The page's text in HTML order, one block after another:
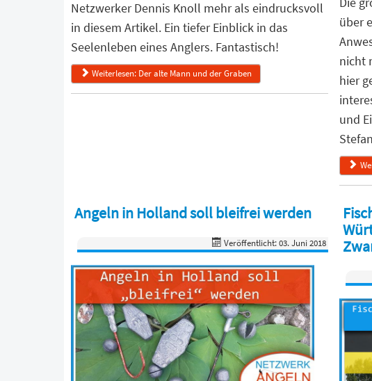
Netzwerker Dennis Knoll mehr als eindrucksvoll
in diesem Artikel. Ein tiefer Einblick in das
Seelenleben eines Anglers. Fantastisch!
Weiterlesen: Der alte Mann und der Graben
über
nicht
hier
und
Angeln in Holland soll bleifrei werden
Veröffentlicht: 03. Juni 2018